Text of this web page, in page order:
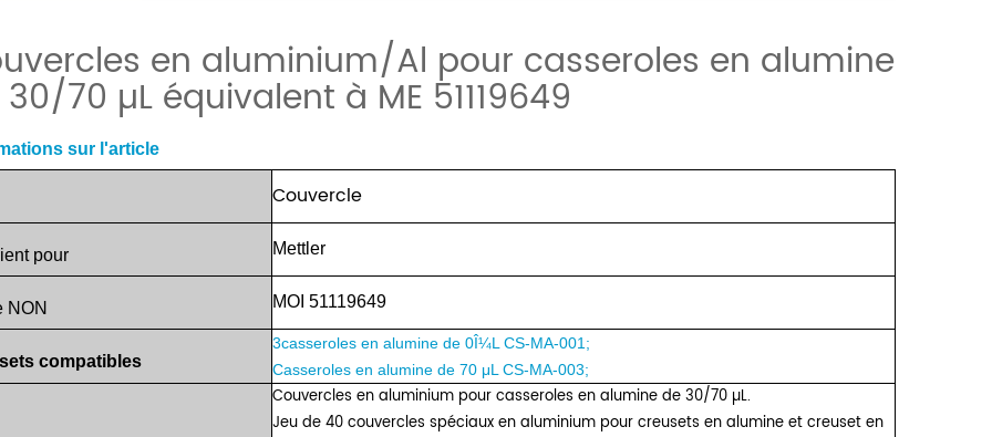
en aluminium/Al pour casseroles en alumine
70 µL équivalent à ME 51119649
sur l'article
Couvercle
pour Mettler
NON MOI 51119649
compatibles
3casseroles en alumine de 0Î¼L CS-MA-001 ;
Casseroles en alumine de 70 μL CS-MA-003;
Couvercles en aluminium pour casseroles en alumine de 30/70 µL.
Jeu de 40 couvercles spéciaux en aluminium pour creusets en alumine et creuset en